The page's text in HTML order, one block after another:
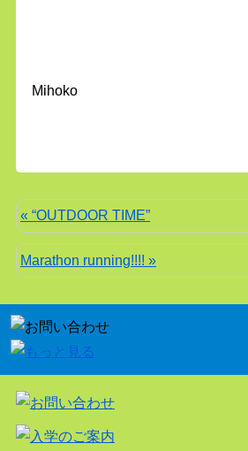
Mihoko
« “OUTDOOR TIME”
Marathon running!!!! »